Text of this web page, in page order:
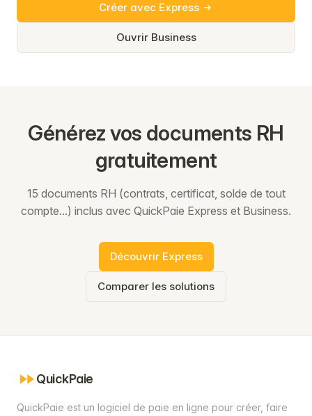
Créer avec Express
Ouvrir Business
Générez vos documents RH
gratuitement
15 documents RH (contrats, certificat, solde de tout
compte...) inclus avec QuickPaie Express et Business.
Découvrir Express
Comparer les solutions
QuickPaie
QuickPaie est un logiciel de paie en ligne pour créer, faire